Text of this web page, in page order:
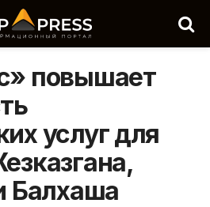
повышает
услуг для
Балхаша